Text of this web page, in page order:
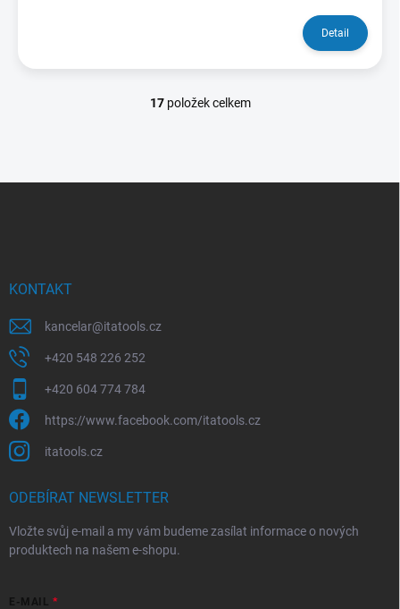
Detail
O
d
u
17položek celkem
KONTAKT
kancelar@itatools.cz
+420 548 226 252
+420 604 774 784
https://www.facebook.com/itatools.cz
itatools.cz
ODEBÍRAT NEWSLETTER
Vložte svůj e-mail a my vám budeme zasílat informace o nových
produktech na našem e-shopu.
E-MAIL